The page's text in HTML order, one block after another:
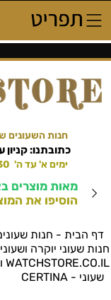
חנות השעונים
כתובתנו: קניון ערי החוף,
ימים א' עד ה' 10.30 עד 18.30 יום ו' 10.30 עד 13.00
מאות מוצרים
הוסיפו את
דף הבית - חנות שעונים
חנות שעוני יוקרה
WATCHSTORE.CO.IL ווטש סטור
שעוני - CERTINA